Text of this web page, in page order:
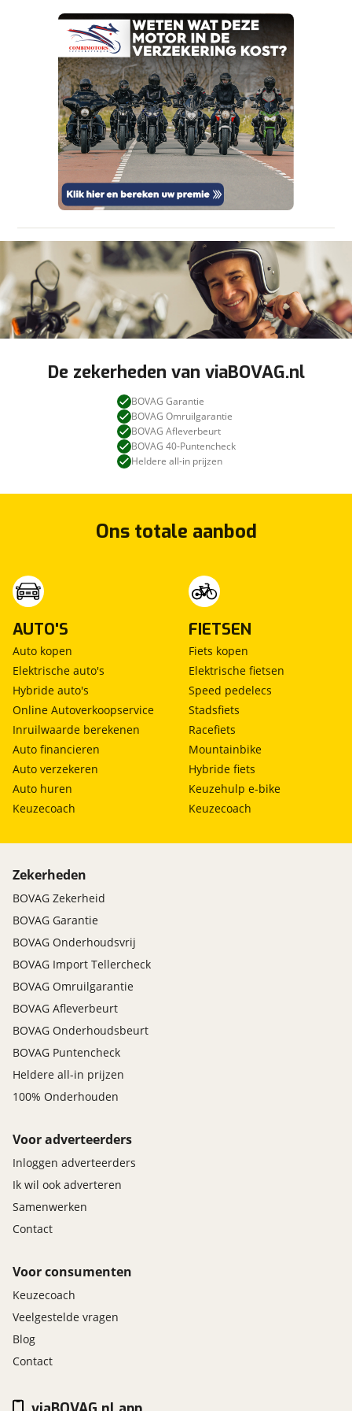
om je aanvraag zo goed mogelijk bij de
aanbieder te brengen. Lees hier meer over in
onzeprivacyverklaring .
Verstuur mijn vraag
viaBOVAG.nl verwerkt je persoonsgegevens
om je aanvraag zo goed mogelijk bij de
aanbieder te brengen. Lees hier meer over in
onzeprivacyverklaring .
Stuur mijn bevinding door
De zekerheden van viaBOVAG.nl
BOVAG Garantie
BOVAG Omruilgarantie
BOVAG Afleverbeurt
BOVAG 40-Puntencheck
Heldere all-in prijzen
Ons totale aanbod
AUTO'S
Auto kopen
Elektrische auto's
Hybride auto's
Online Autoverkoopservice
Inruilwaarde berekenen
Auto financieren
Auto verzekeren
Auto huren
Keuzecoach
FIETSEN
Fiets kopen
Elektrische fietsen
Speed pedelecs
Stadsfiets
Racefiets
Mountainbike
Hybride fiets
Keuzehulp e-bike
Keuzecoach
Zekerheden
BOVAG Zekerheid
BOVAG Garantie
BOVAG Onderhoudsvrij
BOVAG Import Tellercheck
BOVAG Omruilgarantie
BOVAG Afleverbeurt
BOVAG Onderhoudsbeurt
BOVAG Puntencheck
Heldere all-in prijzen
100% Onderhouden
Voor adverteerders
Inloggen adverteerders
Ik wil ook adverteren
Samenwerken
Contact
Voor consumenten
Keuzecoach
Veelgestelde vragen
Blog
Contact